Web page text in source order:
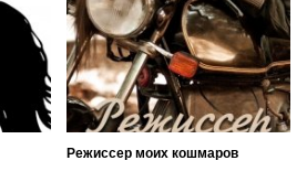
Режиссер моих кошмаров